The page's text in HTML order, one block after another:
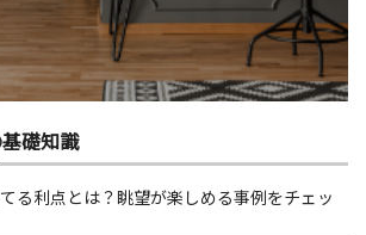
礎知識
る利点とは？眺望が楽しめる事例をチェッ